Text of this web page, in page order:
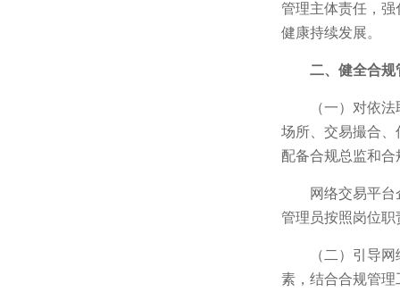
管理主体责任，
健康持续发展。
二、健全合规
（一）对依
场所、交易撮合
配备合规总监和
网络交易平
管理员按照岗位
（二）引导
素，结合合规管